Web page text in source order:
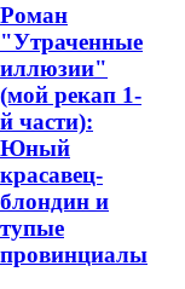
Роман
"Утраченные
иллюзии"
(мой рекап 1-
й части):
Юный
красавец-
блондин и
тупые
провинциалы